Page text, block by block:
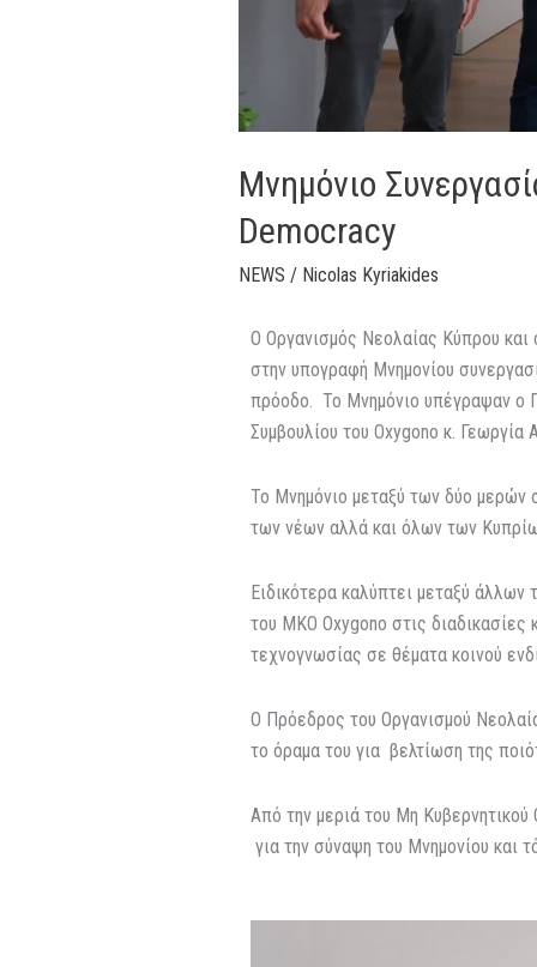
Μνημόνιο
Democracy
NEWS / Nicolas Kyriakides
Ο Οργανισμός Νεολαίας Κύπρου
στην υπογραφή Μνημονίου
πρόοδο. Το Μνημόνιο υπέγραψαν ο
Συμβουλίου του Oxygono κ. Γεωργία
To Μνημόνιο μεταξύ των δύο μερών
των νέων αλλά και όλων των
Ειδικότερα καλύπτει μεταξύ
του ΜΚΟ Oxygono στις διαδικασίες
τεχνογνωσίας σε θέματα κοινού
Ο Πρόεδρος του Οργανισμού
το όραμα του για βελτίωση της
Από την μεριά του Μη
για την σύναψη του Μνημονίου και